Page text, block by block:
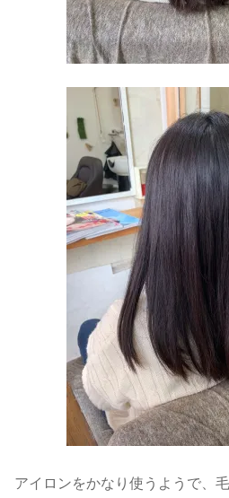
アイロンをかなり使うようで、